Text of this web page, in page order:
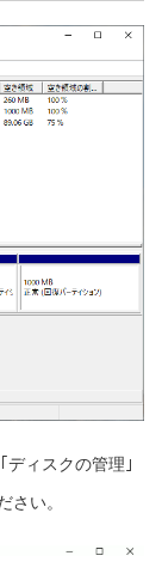
ディスクの管理｣
さい。